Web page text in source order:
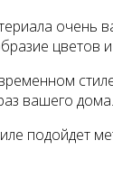
очень
цветов
вашего дома.
подойдет